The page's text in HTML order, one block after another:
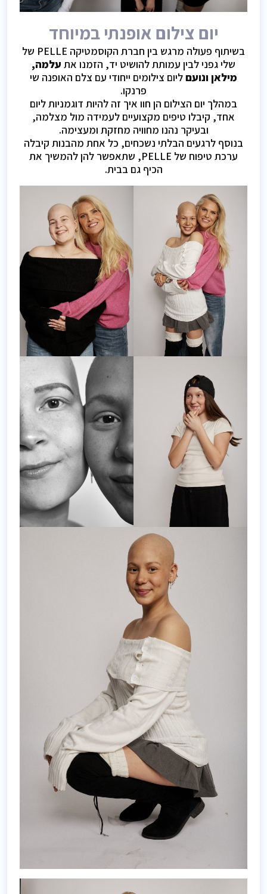
יום צילום אופנתי במיוחד
בשיתוף פעולה מרגש בין חברת הקוסמטיקה PELLE של
שלי גפני לבין עמותת להושיט יד, הזמנו את עלמה,
מילאן ונועםליום צילומים ייחודי עם צלם האופנה שי
פרנקו.
במהלך יום הצילום הן חוו איך זה להיות דוגמניות ליום
אחד, קיבלו טיפים מקצועיים לעמידה מול מצלמה,
ובעיקר נהנו מחוויה מחזקת ומעצימה.
בנוסף לרגעים הבלתי נשכחים, כל אחת מהבנות קיבלה
ערכת טיפוח של PELLE, שתאפשר להן להמשיך את
הכיף גם בבית.